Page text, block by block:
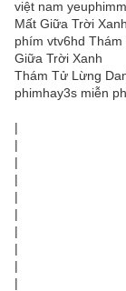
việt nam
Mất Giữa Trời Xanh
phím vtv6hd
Giữa Trời Xanh
Thám Tử Lừng
phimhay3s miễn
|
|
|
|
|
|
|
|
|
|